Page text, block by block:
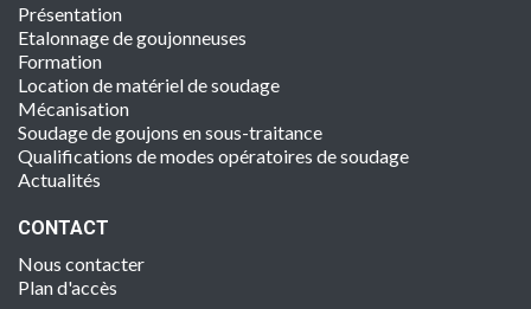
Présentation
Etalonnage de goujonneuses
Formation
Location de matériel de soudage
Mécanisation
Soudage de goujons en sous-traitance
Qualifications de modes opératoires de soudage
Actualités
CONTACT
Nous contacter
Plan d'accès